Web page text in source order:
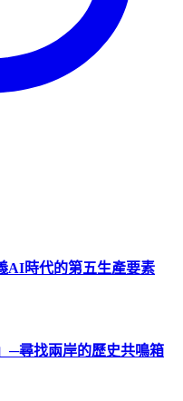
時代的第五生產要素
─尋找兩岸的歷史共鳴箱